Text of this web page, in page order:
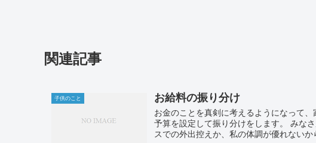
関連記事
子供のこと お給料の振り分け
お金のことを真剣に考えるようになって
予算を設定して振り分けをします。 みな
スでの外出控えか、私の体調が優れないか